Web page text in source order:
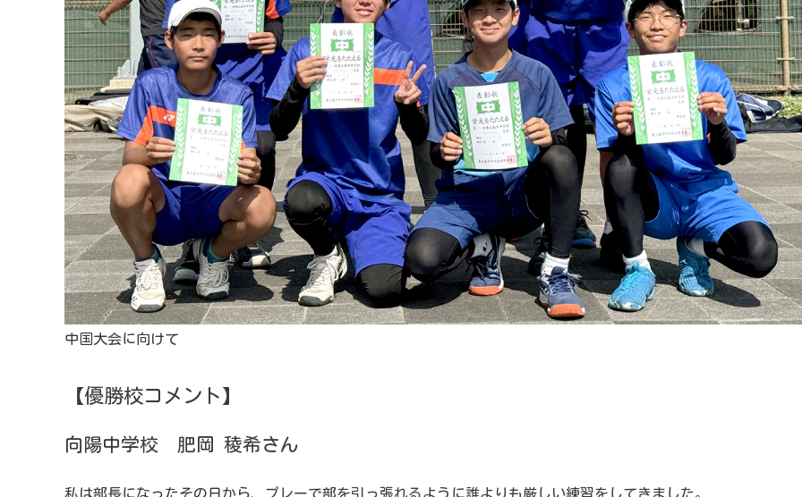
中国大会に向けて
【優勝校コメント】
向陽中学校 肥岡 稜希さん
私は部長になったその日から、プレーで部を引っ張れるように誰よりも厳しい練習をしてきました。